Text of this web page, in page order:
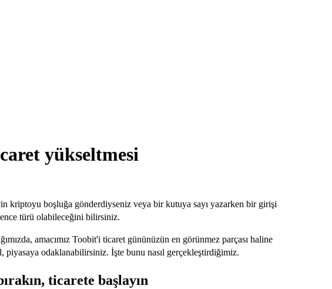
yükseltmesi
kriptoyu boşluğa gönderdiyseniz veya bir kutuya sayı yazarken bir girişi
türü olabileceğini bilirsiniz.
amacımız Toobit'i ticaret gününüzün en görünmez parçası haline
piyasaya odaklanabilirsiniz. İşte bunu nasıl gerçekleştirdiğimiz.
ticarete başlayın